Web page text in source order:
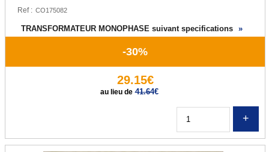
Ref :
TRANSFORMATEUR MONOPHASE suivant specifications »
-30%
29.15€
au lieu de 41.64€